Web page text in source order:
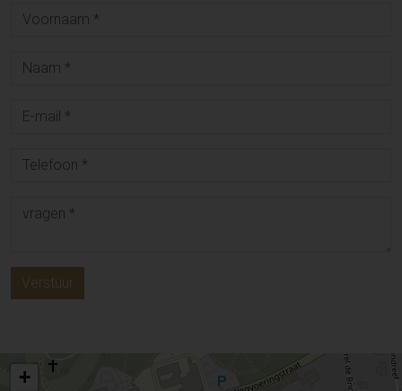
Verstuur
+